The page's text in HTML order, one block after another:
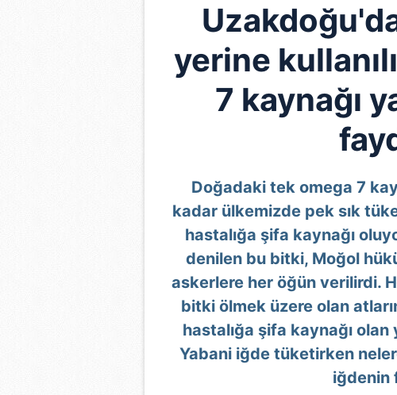
yerine
7 kaynağı
Doğadaki tek omega 7
kadar ülkemizde pek sık
hastalığa şifa kaynağı
denilen bu bitki, Moğol
askerlere her öğün verilirdi.
bitki ölmek üzere olan
hastalığa şifa kaynağı
Yabani iğde tüketirken
iğdenin